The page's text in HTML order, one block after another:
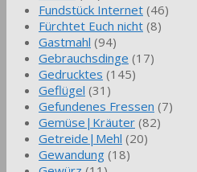
Fundstück Internet (46)
Fürchtet Euch nicht (8)
Gastmahl (94)
Gebrauchsdinge (17)
Gedrucktes (145)
Geflügel (31)
Gefundenes Fressen (7)
Gemüse|Kräuter (82)
Getreide|Mehl (20)
Gewandung (18)